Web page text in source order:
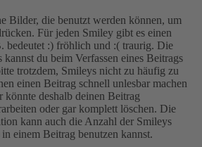
Bilder, die benutzt werden können, um
Für jeden Smiley gibt es einen
bedeutet :) fröhlich und :( traurig. Die
du beim Verfassen eines Beitrags
trotzdem, Smileys nicht zu häufig zu
einen Beitrag schnell unlesbar machen
könnte deshalb deinen Beitrag
oder gar komplett löschen. Die
kann auch die Anzahl der Smileys
einem Beitrag benutzen kannst.